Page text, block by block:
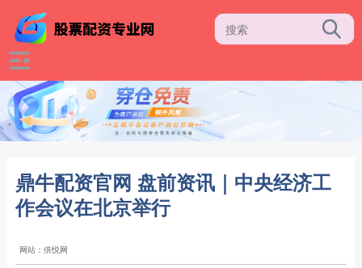
鼎牛配资官网 盘前资讯｜中央经济工
作会议在北京举行
网站：倍悦网